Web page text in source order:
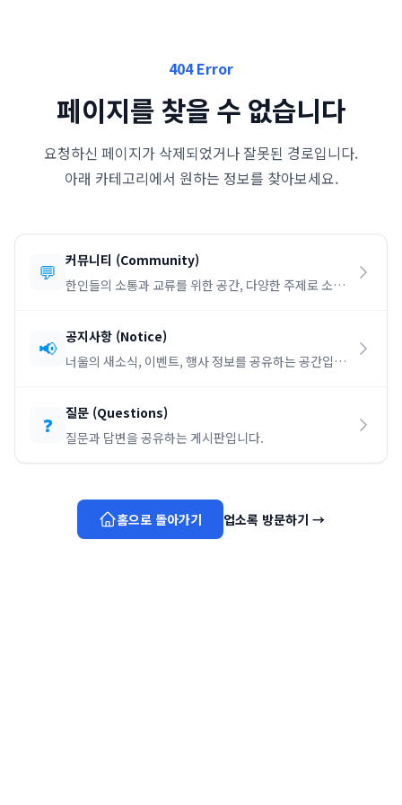
404 Error
페이지를 찾을 수 없습니다
요청하신 페이지가 삭제되었거나 잘못된 경로입니다.
아래 카테고리에서 원하는 정보를 찾아보세요.
💬 커뮤니티 (Community)
한인들의 소통과 교류를 위한 공간, 다양한 주제로 소통
📢 공지사항 (Notice)
너울의 새소식, 이벤트, 행사 정보를 공유하는 공간입니
❓ 질문 (Questions)
질문과 답변을 공유하는 게시판입니다.
홈으로 돌아가기 업소록 방문하기 →